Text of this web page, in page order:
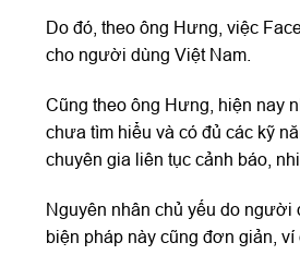
Do đó, theo ông Hưng, việc
cho người dùng Việt Nam.
Cũng theo ông Hưng, hiện nay
chưa tìm hiểu và có đủ các kỹ
chuyên gia liên tục cảnh báo,
Nguyên nhân chủ yếu do người
biện pháp này cũng đơn giản,